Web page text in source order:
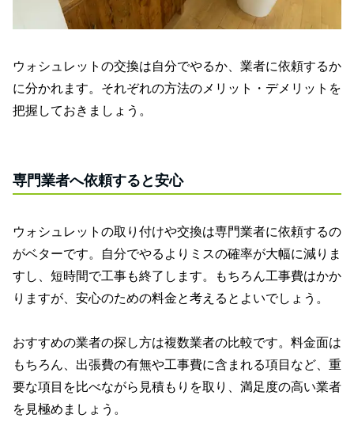
ウォシュレットの交換は自分でやるか、業者に依頼するか
に分かれます。それぞれの方法のメリット・デメリットを
把握しておきましょう。
専門業者へ依頼すると安心
ウォシュレットの取り付けや交換は専門業者に依頼するの
がベターです。自分でやるよりミスの確率が大幅に減りま
すし、短時間で工事も終了します。もちろん工事費はかか
りますが、安心のための料金と考えるとよいでしょう。
おすすめの業者の探し方は複数業者の比較です。料金面は
もちろん、出張費の有無や工事費に含まれる項目など、重
要な項目を比べながら見積もりを取り、満足度の高い業者
を見極めましょう。